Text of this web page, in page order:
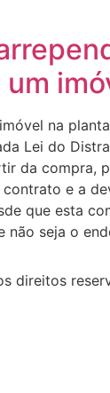
na
Lei do
da compra,
e a
que esta
não seja o
direitos